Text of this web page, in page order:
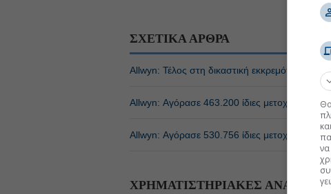
ΣΧΕΤΙΚΑ ΑΡΘΡΑ
Allwyn: Τέλος στη δικαστική εκκρεμότητα για
Allwyn: Αγόρασε 463.200 ίδιες μετοχές σε μία
Allwyn: Αγόρασε 530.756 ίδιες μετοχές σε
ΧΡΗΜΑΤΙΣΤΗΡΙΑΚΕΣ